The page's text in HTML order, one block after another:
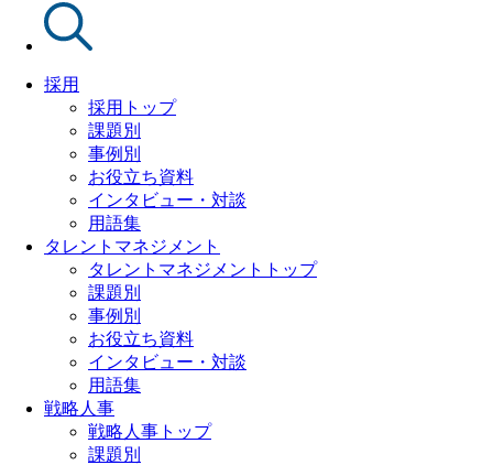
採用
採用トップ
課題別
事例別
お役立ち資料
インタビュー・対談
用語集
タレントマネジメント
タレントマネジメントトップ
課題別
事例別
お役立ち資料
インタビュー・対談
用語集
戦略人事
戦略人事トップ
課題別